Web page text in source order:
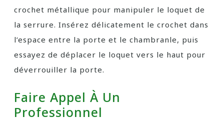
crochet métallique pour manipuler le loquet de
la serrure. Insérez délicatement le crochet dans
l’espace entre la porte et le chambranle, puis
essayez de déplacer le loquet vers le haut pour
déverrouiller la porte.
Faire Appel À Un
Professionnel